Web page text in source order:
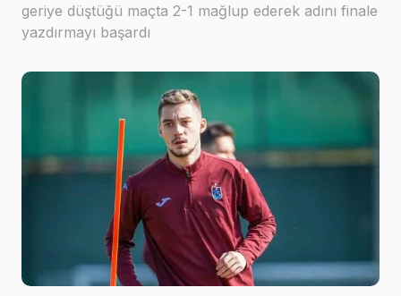
geriye düştüğü maçta 2-1 mağlup ederek adını finale
yazdırmayı başardı